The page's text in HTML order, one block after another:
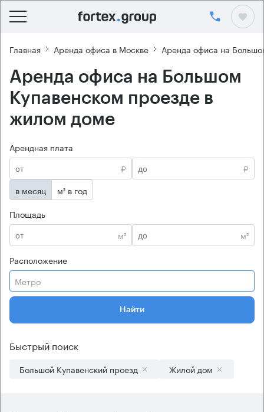
Главная Аренда офиса в Москве Аренда офиса на
Аренда офиса на Большом
Купавенском проезде в
жилом доме
Арендная плата
₽
₽
в месяц
м² в год
Площадь
м²
м²
Расположение
Метро
Найти
Быстрый поиск
Большой Купавенский проезд Жилой дом